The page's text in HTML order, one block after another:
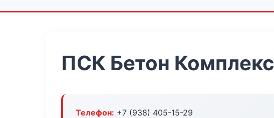
ПСК Бетон Комплекс
Телефон: +7 (938) 405-15-29